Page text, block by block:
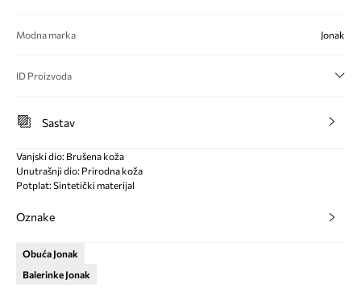
Modna marka Jonak
ID Proizvoda
Sastav
Vanjski dio: Brušena koža
Unutrašnji dio: Prirodna koža
Potplat: Sintetički materijal
Oznake
Obuća Jonak
Balerinke Jonak